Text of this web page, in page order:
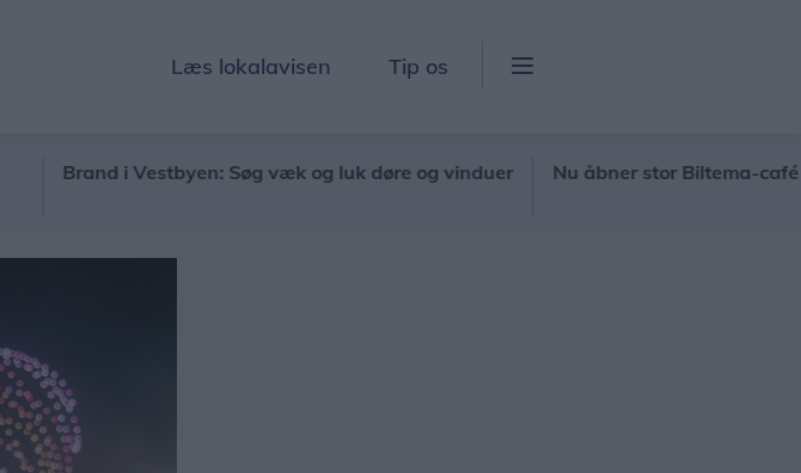
Læs lokalavisen Tip os
Brand i Vestbyen: Søg væk og luk døre og vinduer Nu åbner stor Biltema-café